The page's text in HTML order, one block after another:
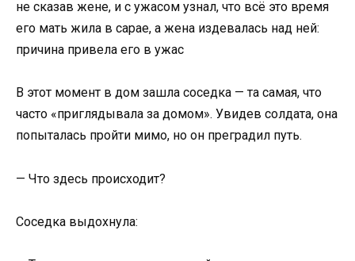
В этот момент в дом зашла соседка — та самая, что
часто «приглядывала за домом». Увидев солдата, она
попыталась пройти мимо, но он преградил путь.
— Что здесь происходит?
Соседка выдохнула: